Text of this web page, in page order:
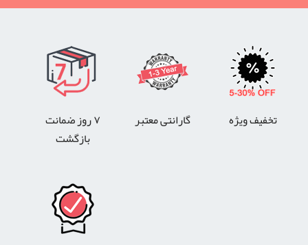
تخفیف ویژه گارانتی معتبر
۷ روز ضمانت
بازگشت